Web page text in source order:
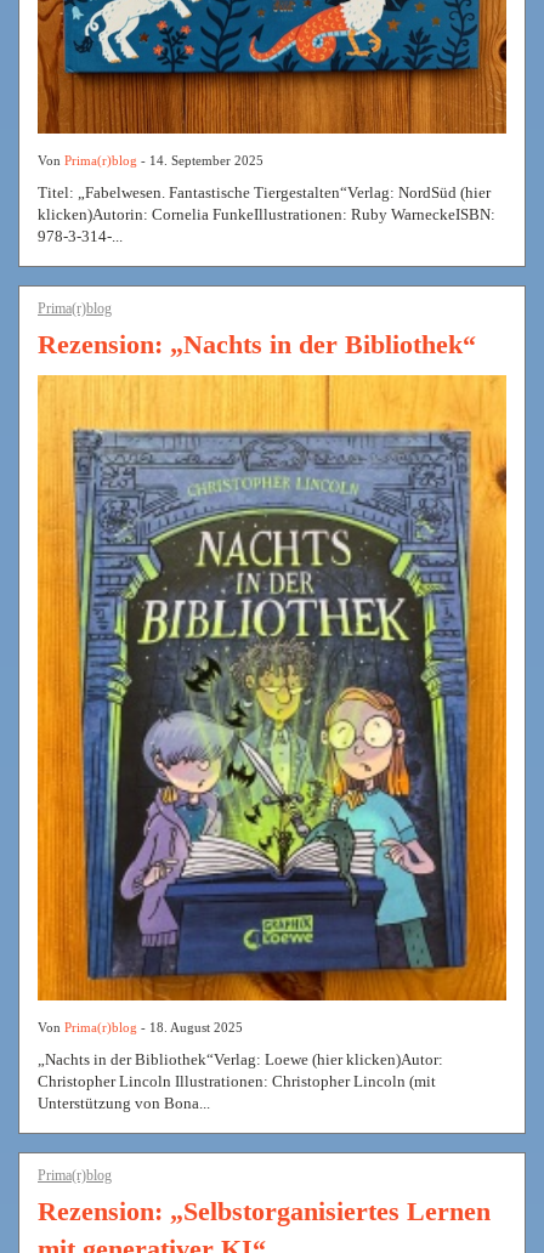
Von Prima(r)blog - 14. September 2025
Titel: „Fabelwesen. Fantastische Tiergestalten“Verlag: NordSüd (hier
klicken)Autorin: Cornelia FunkeIllustrationen: Ruby WarneckeISBN:
978-3-314-...
Prima(r)blog
Rezension: „Nachts in der Bibliothek“
Von Prima(r)blog - 18. August 2025
„Nachts in der Bibliothek“Verlag: Loewe (hier klicken)Autor:
Christopher Lincoln Illustrationen: Christopher Lincoln (mit
Unterstützung von Bona...
Prima(r)blog
Rezension: „Selbstorganisiertes Lernen